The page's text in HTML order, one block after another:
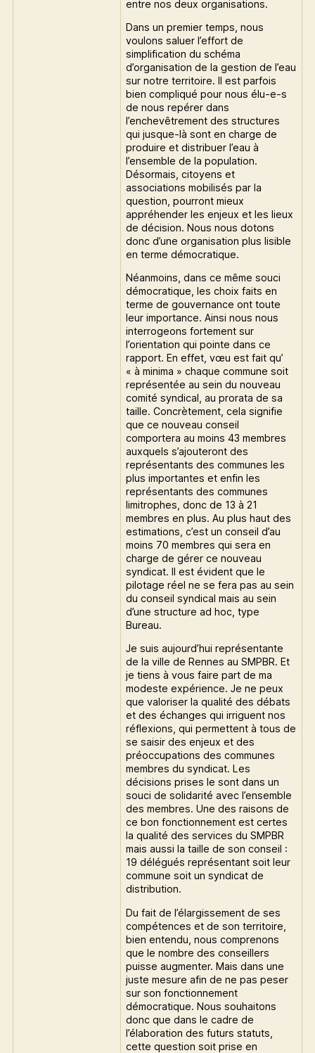
entre nos deux organisations.
Dans un premier temps, nous
voulons saluer l’effort de
simplification du schéma
d’organisation de la gestion de l’eau
sur notre territoire. Il est parfois
bien compliqué pour nous élu-e-s
de nous repérer dans
l’enchevêtrement des structures
qui jusque-là sont en charge de
produire et distribuer l’eau à
l’ensemble de la population.
Désormais, citoyens et
associations mobilisés par la
question, pourront mieux
appréhender les enjeux et les lieux
de décision. Nous nous dotons
donc d’une organisation plus lisible
en terme démocratique.
Néanmoins, dans ce même souci
démocratique, les choix faits en
terme de gouvernance ont toute
leur importance. Ainsi nous nous
interrogeons fortement sur
l’orientation qui pointe dans ce
rapport. En effet, vœu est fait qu’
« à minima » chaque commune soit
représentée au sein du nouveau
comité syndical, au prorata de sa
taille. Concrètement, cela signifie
que ce nouveau conseil
comportera au moins 43 membres
auxquels s’ajouteront des
représentants des communes les
plus importantes et enfin les
représentants des communes
limitrophes, donc de 13 à 21
membres en plus. Au plus haut des
estimations, c’est un conseil d’au
moins 70 membres qui sera en
charge de gérer ce nouveau
syndicat. Il est évident que le
pilotage réel ne se fera pas au sein
du conseil syndical mais au sein
d’une structure ad hoc, type
Bureau.
Je suis aujourd’hui représentante
de la ville de Rennes au SMPBR. Et
je tiens à vous faire part de ma
modeste expérience. Je ne peux
que valoriser la qualité des débats
et des échanges qui irriguent nos
réflexions, qui permettent à tous de
se saisir des enjeux et des
préoccupations des communes
membres du syndicat. Les
décisions prises le sont dans un
souci de solidarité avec l’ensemble
des membres. Une des raisons de
ce bon fonctionnement est certes
la qualité des services du SMPBR
mais aussi la taille de son conseil :
19 délégués représentant soit leur
commune soit un syndicat de
distribution.
Du fait de l’élargissement de ses
compétences et de son territoire,
bien entendu, nous comprenons
que le nombre des conseillers
puisse augmenter. Mais dans une
juste mesure afin de ne pas peser
sur son fonctionnement
démocratique. Nous souhaitons
donc que dans le cadre de
l’élaboration des futurs statuts,
cette question soit prise en